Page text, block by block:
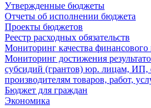
Утвержденные бюджеты
Отчеты об исполнении бюджета
Проекты бюджетов
Реестр расходных обязательств
Мониторинг качества
Мониторинг достижения
субсидий (грантов) юр. лицам, ИП,
производителям товаров, работ,
Бюджет для граждан
Экономика